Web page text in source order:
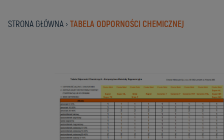
STRONA GŁÓWNA › TABELA ODPORNOŚCI CHEMICZNEJ